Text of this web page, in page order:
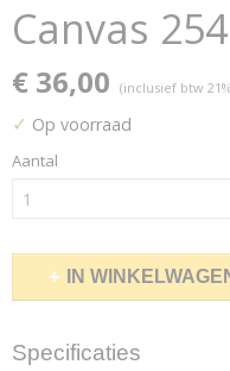
Canvas 254
€ 36,00 (inclusief btw
✓ Op voorraad
Aantal
IN
Specificaties